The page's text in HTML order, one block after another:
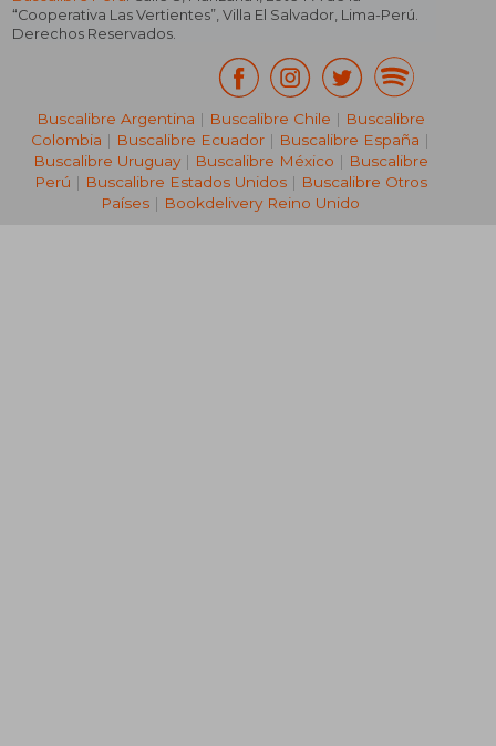
“Cooperativa Las Vertientes”, Villa El Salvador, Lima-Perú.
Derechos Reservados.
Buscalibre Argentina | Buscalibre Chile | Buscalibre
Colombia | Buscalibre Ecuador | Buscalibre España |
Buscalibre Uruguay| Buscalibre México | Buscalibre
Perú | Buscalibre Estados Unidos| Buscalibre Otros
Países | Bookdelivery Reino Unido